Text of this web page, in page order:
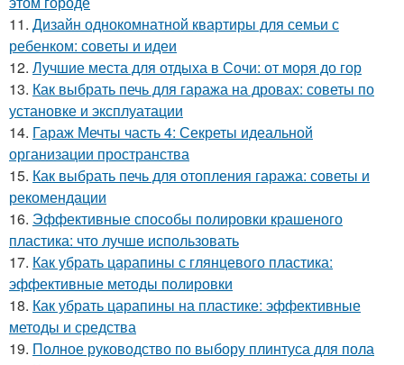
11. Дизайн однокомнатной квартиры для семьи с
ребенком: советы и идеи
12. Лучшие места для отдыха в Сочи: от моря до гор
13. Как выбрать печь для гаража на дровах: советы по
установке и эксплуатации
14. Гараж Мечты часть 4: Секреты идеальной
организации пространства
15. Как выбрать печь для отопления гаража: советы и
рекомендации
16. Эффективные способы полировки крашеного
пластика: что лучше использовать
17. Как убрать царапины с глянцевого пластика:
эффективные методы полировки
18. Как убрать царапины на пластике: эффективные
методы и средства
19. Полное руководство по выбору плинтуса для пола